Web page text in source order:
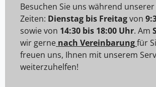
Besuchen Sie uns während
Zeiten: Dienstag bis Freitagvon
sowie von 14:30 bis 18:00 Uhr. Am
wir gerne nach Vereinbarungfür
freuen uns, Ihnen mit unserem
weiterzuhelfen!